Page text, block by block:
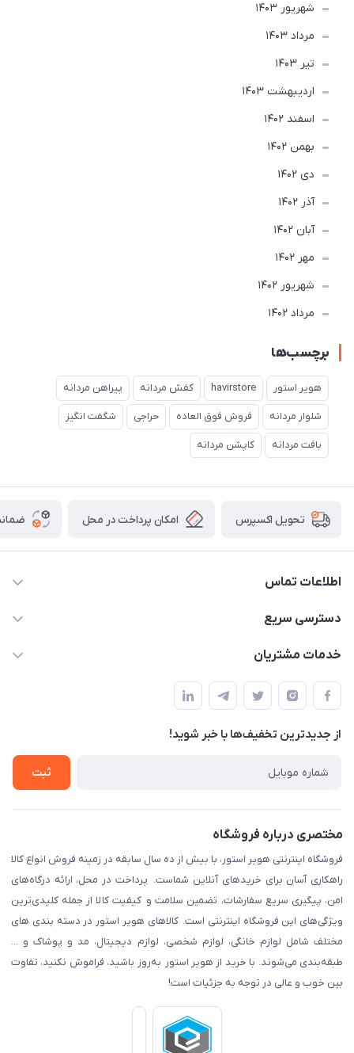
شهریور 1403
مرداد 1403
تير 1403
ارديبهشت 1403
اسفند 1402
بهمن 1402
دی 1402
آذر 1402
آبان 1402
مهر 1402
شهریور 1402
مرداد 1402
برچسب‌ها
هویر استور havirstore کفش مردانه پیراهن مردانه
شلوار مردانه فروش فوق العاده حراجی شگفت انگیز
بافت مردانه کاپشن مردانه
تحویل اکسپرس امکان پرداخت در محل
اطلاعات تماس
05191001370
دسترسی سریع
حساب کاربری
لیست محصولات
درباره ما
خدمات مشتریان
پیگیری سفارش
قوانین و مقرارت
حریم خصوصی
راهنما
از جدید‌ترین تخفیف‌ها با‌ خبر شوید!
ثبت
مختصری درباره فروشگاه
فروشگاه اینترنتی هویر استور، با بیش از ده سال سابقه در زمینه فروش انواع کالا
راهکاری آسان برای خریدهای آنلاین شماست. پرداخت در محل، ارائه درگاه‌های
امن، پیگیری سریع سفارشات، تضمین سلامت و کیفیت کالا از جمله کلیدی‌ترین
ویژگی‌های این فروشگاه اینترنتی است. کالاهای هویر استور در دسته بندی های
مختلف شامل لوازم خانگی، لوازم شخصی، لوازم دیجیتال، مد و پوشاک و ...
طبقه‌بندی می‌شوند. با خرید از هویر استور به‌روز باشید، فراموش نکنید، تفاوت
بین خوب و عالی در توجه به جزئیات است!